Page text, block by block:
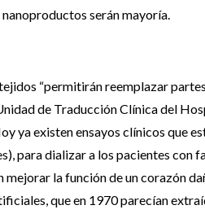
serán mayoría.
“permitirán reemplazar
de Traducción Clínica del
ya existen ensayos clínicos que
para dializar a los pacientes con
la función de un corazón
que en 1970 parecían